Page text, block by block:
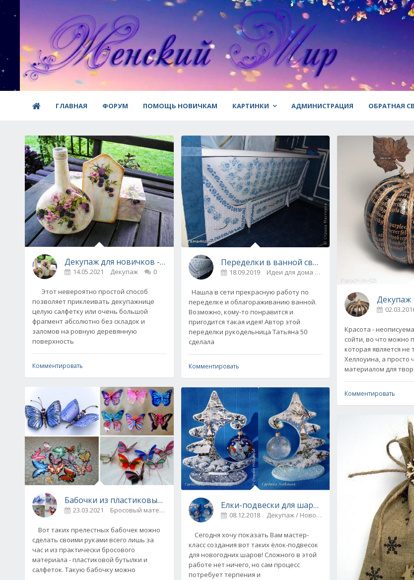
ГЛАВНАЯ ФОРУМ ПОМОЩЬ НОВИЧКАМ КАРТИНКИ АДМИНИСТРАЦИЯ ОБРАТНАЯ
Декупаж для новичков - как наклеить салфетку без морщинок
14.05.2021 Декупаж 0
Этот невероятно простой способ
позволяет приклеивать декупажнице
целую салфетку или очень большой
фрагмент абсолютно без складок и
заломов на ровную деревянную
поверхность
Комментировать
Бабочки из пластиковых бутылок своими руками
23.03.2021 Бросовый материал / Декупаж 4
Вот таких прелестных бабочек можно
сделать своими руками всего лишь за
час и из практически бросового
материала - пластиковой бутылки и
салфеток. Такую бабочку можно
Переделки в ванной своими руками
18.09.2019 Идеи для дома / Декупаж
Нашла в сети прекрасную работу по
переделке и облагораживанию ванной.
Возможно, кому-то понравится и
пригодится такая идея! Автор этой
переделки рукодельница Татьяна 50
сделала
Комментировать
Елки-подвески для шаров.Чудо-идея!
08.12.2018 Декупаж / Новогоднее рукоделие 7
Сегодня хочу показать Вам мастер-
класс создания вот таких ёлок-подвесок
для новогодних шаров! Сложного в этой
работе нет ничего, но сам процесс
потребует терпения и
Декупаж
Красота -
сойти, во что можно
которая является не
Хеллоуина, а просто
материалом для
Комментировать